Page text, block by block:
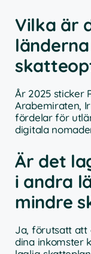
Vilka är
År 2025 sticker
Arabemiraten,
fördelar för
digitala
Är det
i andra
mindre
Ja, förutsatt att
dina inkomster